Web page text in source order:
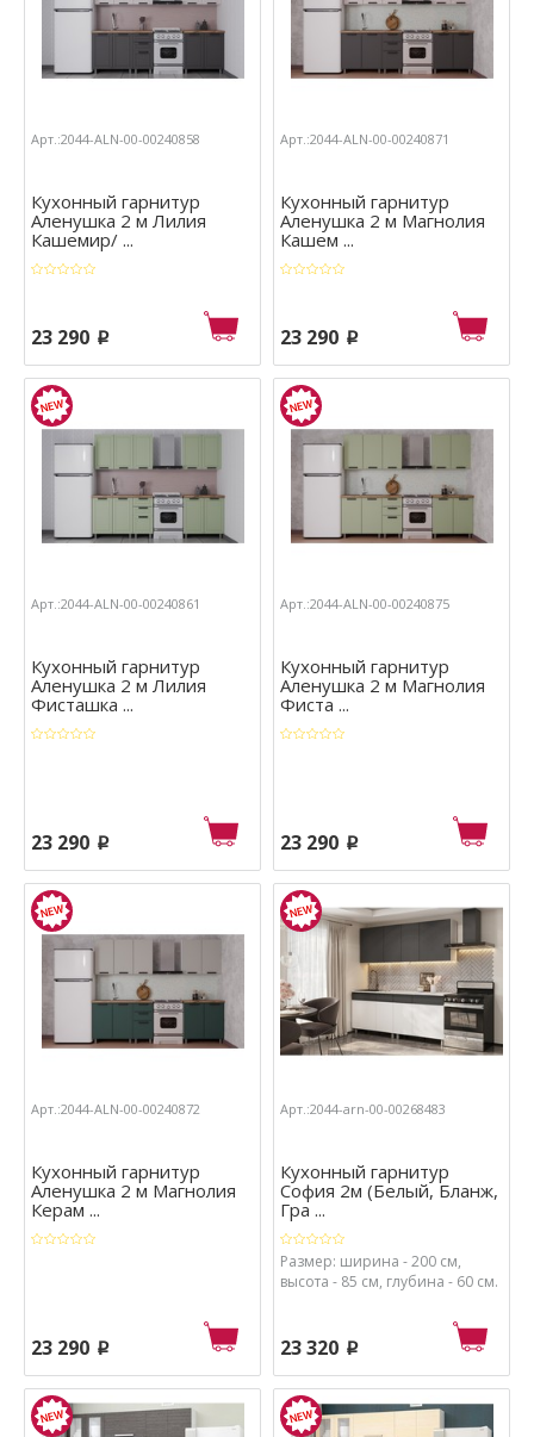
Арт.:2044-ALN-00-00240858
Кухонный гарнитур
Аленушка 2 м Лилия
Кашемир/ ...
23 290 p
Арт.:2044-ALN-00-00240871
Кухонный гарнитур
Аленушка 2 м Магнолия
Кашем ...
23 290 p
Арт.:2044-ALN-00-00240861
Кухонный гарнитур
Аленушка 2 м Лилия
Фиcташка ...
23 290 p
Арт.:2044-ALN-00-00240875
Кухонный гарнитур
Аленушка 2 м Магнолия
Фиста ...
23 290 p
Арт.:2044-ALN-00-00240872
Кухонный гарнитур
Аленушка 2 м Магнолия
Керам ...
23 290 p
Арт.:2044-arn-00-00268483
Кухонный гарнитур
София 2м (Белый, Бланж,
Гра ...
Размер: ширина - 200 см,
высота - 85 см, глубина - 60 см.
23 320 p